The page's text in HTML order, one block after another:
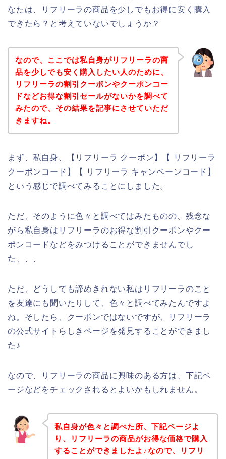
なたは、リフリーラの商品を少しでもお得に安く購入
できたら？と考えていないでしょうか？
なので、ここでは私自身がリフリーラの商
品を少しでも安く購入したい人のために、
リフリーラの割引クーポンやクーポンコー
ドなどお得な割引セールがないかを調べて
みたので、その結果を記事にさせていただ
きますね。
まず、私自身、【リフリーラ クーポン】【 リフリーラ
クーポンコード】【 リフリーラ キャンペーンコード】
という感じで調べてみることにしました。
ただ、そのように色々と調べてはみたものの、残念な
がら私自身はリフリーラのお得な割引クーポンやクー
ポンコードなどをみつけることができませんでし
た、、、
ただ、どうしても諦めきれない私はリフリーラのこと
を友達にも聞いたりして、色々と調べてみたんですよ
ね。そしたら、クーポンではないですが、リフリーラ
の公式サイトらしきページを発見することができまし
た♪
なので、リフリーラの商品に興味のある方は、下記ペ
ージなどをチェックされるとよいかもしれません。
私自身が色々と調べた所、下記ページよ
り、リフリーラの商品がお得な価格で購入
することができましたよ♪なので、リフリ